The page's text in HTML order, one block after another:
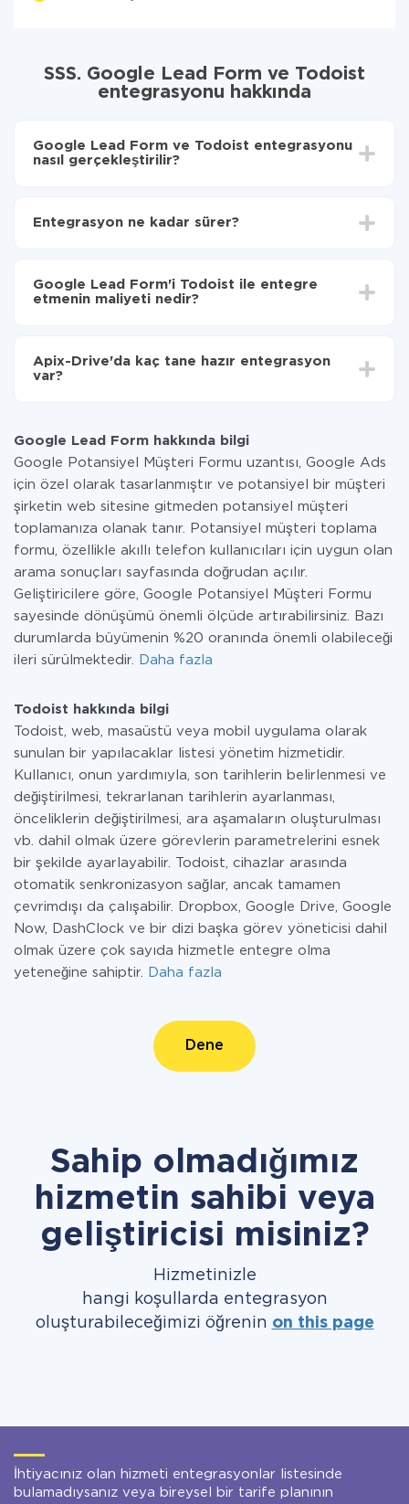
SSS. Google Lead Form ve Todoist
entegrasyonu hakkında
Google Lead Form ve Todoist entegrasyonu
nasıl gerçekleştirilir?
aktarılacağını seçin
Todoist'ye aktarılacaktır.
Entegrasyon ne kadar sürer?
olarak, 10-15 dakika sürer.
Google Lead Form'i Todoist ile entegre
etmenin maliyeti nedir?
Hizmetimiz aracılığıyla yalnızca bir sisteminizden
diğerine aktarılan veri miktarı için ödeme yaparsınız.
Apix-Drive'da kaç tane hazır entegrasyon
var?
Google Lead Form hakkında bilgi
Google Potansiyel Müşteri Formu uzantısı, Google Ads
için özel olarak tasarlanmıştır ve potansiyel bir müşteri
şirketin web sitesine gitmeden potansiyel müşteri
toplamanıza olanak tanır. Potansiyel müşteri toplama
formu, özellikle akıllı telefon kullanıcıları için uygun olan
arama sonuçları sayfasında doğrudan açılır.
Geliştiricilere göre, Google Potansiyel Müşteri Formu
sayesinde dönüşümü önemli ölçüde artırabilirsiniz. Bazı
durumlarda büyümenin %20 oranında önemli olabileceği
ileri sürülmektedir.
Daha fazla
Todoist hakkında bilgi
Todoist, web, masaüstü veya mobil uygulama olarak
sunulan bir yapılacaklar listesi yönetim hizmetidir.
Kullanıcı, onun yardımıyla, son tarihlerin belirlenmesi ve
değiştirilmesi, tekrarlanan tarihlerin ayarlanması,
önceliklerin değiştirilmesi, ara aşamaların oluşturulması
vb. dahil olmak üzere görevlerin parametrelerini esnek
bir şekilde ayarlayabilir. Todoist, cihazlar arasında
otomatik senkronizasyon sağlar, ancak tamamen
çevrimdışı da çalışabilir. Dropbox, Google Drive, Google
Now, DashClock ve bir dizi başka görev yöneticisi dahil
olmak üzere çok sayıda hizmetle entegre olma
yeteneğine sahiptir.
Daha fazla
Dene
Sahip olmadığımız
hizmetin sahibi veya
geliştiricisi misiniz?
Hizmetinizle
hangi koşullarda entegrasyon
oluşturabileceğimizi öğrenin on this page
İhtiyacınız olan hizmeti entegrasyonlar listesinde
bulamadıysanız veya bireysel bir tarife planının